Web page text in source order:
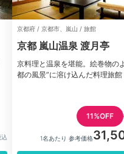
京都府 / 京都市、嵐山 / 旅館
京都 嵐山温泉 渡月亭
京料理と温泉を堪能。絵巻物の
都の風景”に溶け込んだ料理旅館
11%OFF
1名あたり 参考価格